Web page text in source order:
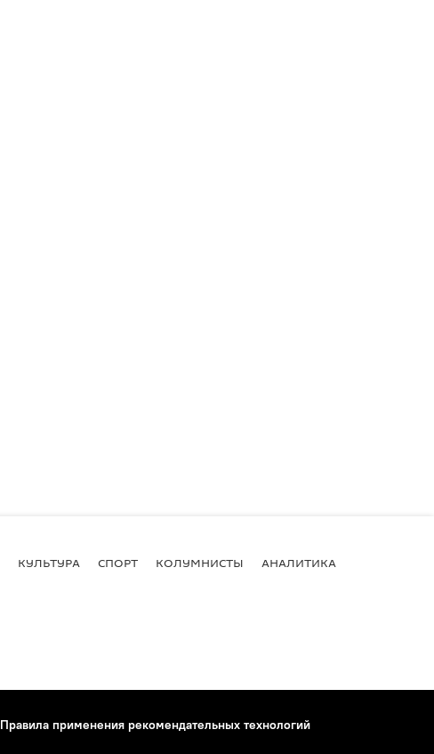
КУЛЬТУРА СПОРТ КОЛУМНИСТЫ АНАЛИТИКА
Правила применения рекомендательных технологий